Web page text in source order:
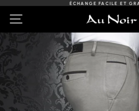
contenu
Pause
ÉCHANGE FACILE ET